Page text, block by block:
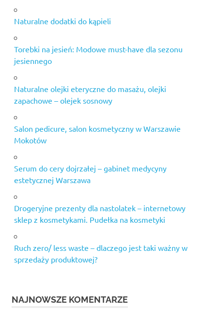
Naturalne dodatki do kąpieli
Torebki na jesień: Modowe must-have dla sezonu
jesiennego
Naturalne olejki eteryczne do masażu, olejki
zapachowe – olejek sosnowy
Salon pedicure, salon kosmetyczny w Warszawie
Mokotów
Serum do cery dojrzałej – gabinet medycyny
estetycznej Warszawa
Drogeryjne prezenty dla nastolatek – internetowy
sklep z kosmetykami. Pudełka na kosmetyki
Ruch zero/ less waste – dlaczego jest taki ważny w
sprzedaży produktowej?
NAJNOWSZE KOMENTARZE